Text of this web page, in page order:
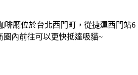
啡廳位於台北西門町，從捷運西門站6
圈內前往可以更快抵達吸貓~